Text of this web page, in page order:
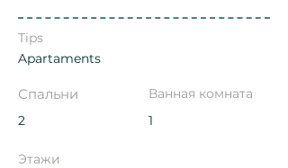
Tips
Apartaments
Спальни
2
Ванная комната
1
Этажи